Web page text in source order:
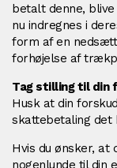
betalt denne,
nu indregnes i
form af en
forhøjelse af
Tag stilling til din
Husk at din
skattebetaling det
Hvis du ønsker, at
nogenlunde til din